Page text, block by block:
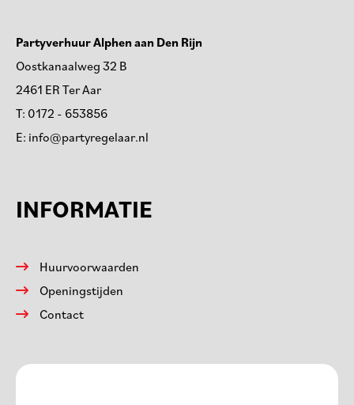
Partyverhuur Alphen aan Den Rijn
Oostkanaalweg 32 B
2461 ER Ter Aar
T: 0172 - 653856
E: info@partyregelaar.nl
INFORMATIE
Huurvoorwaarden
Openingstijden
Contact